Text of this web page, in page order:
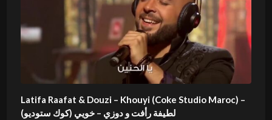
Latifa Raafat & Douzi – Khouyi (Coke Studio Maroc) –
(لطيفة رأفت و دوزي – خويي (كوك ستوديو